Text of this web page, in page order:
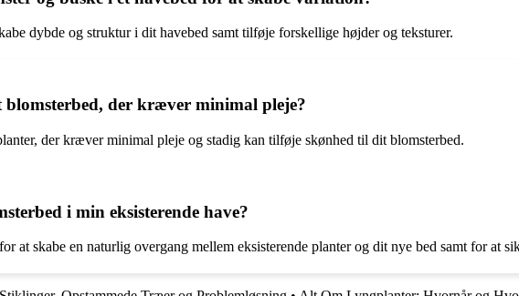
dybde og struktur i dit havebed samt tilføje forskellige højder og teksturer.
der kræver minimal pleje?
der kræver minimal pleje og stadig kan tilføje skønhed til dit blomsterbed.
i min eksisterende have?
at skabe en naturlig overgang mellem eksisterende planter og dit nye bed samt for at